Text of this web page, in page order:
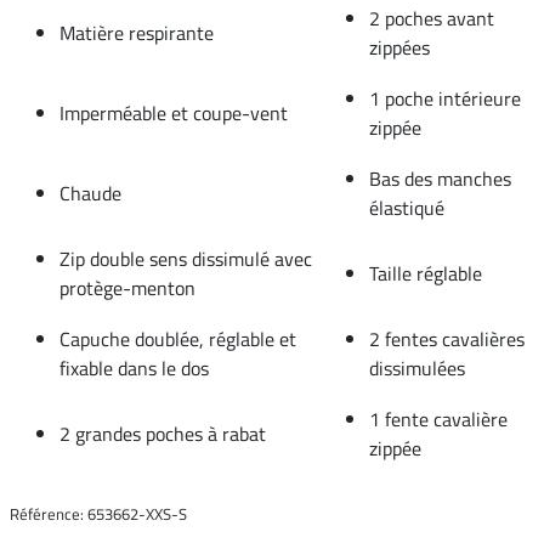
Matière respirante
2 poches avant
zippées
Imperméable et coupe-vent
1 poche intérieure
zippée
Chaude
Bas des manches
élastiqué
Zip double sens dissimulé avec
protège-menton
Taille réglable
Capuche doublée, réglable et
fixable dans le dos
2 fentes cavalières
dissimulées
2 grandes poches à rabat
1 fente cavalière
zippée
Référence: 653662-XXS-S